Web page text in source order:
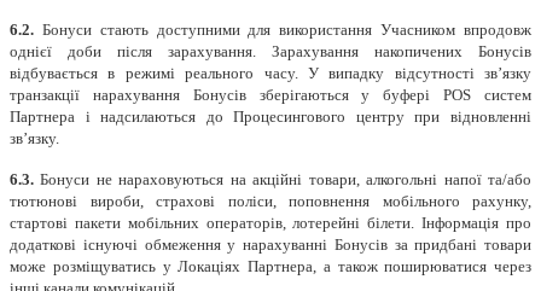
6.2. Бонуси стають доступними для використання Учасником впродовж
однієї доби після зарахування. Зарахування накопичених Бонусів
відбувається в режимі реального часу. У випадку відсутності зв’язку
транзакції нарахування Бонусів зберігаються у буфері POS систем
Партнера і надсилаються до Процесингового центру при відновленні
зв’язку.
6.3. Бонуси не нараховуються на акційні товари, алкогольні напої та/або
тютюнові вироби, страхові поліси, поповнення мобільного рахунку,
стартові пакети мобільних операторів, лотерейні білети. Інформація про
додаткові існуючі обмеження у нарахуванні Бонусів за придбані товари
може розміщуватись у Локаціях Партнера, а також поширюватися через